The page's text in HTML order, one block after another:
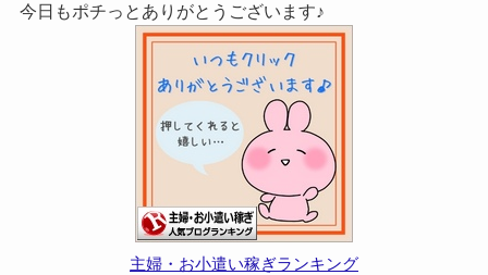
今日もポチっとありがとうございます♪
主婦・お小遣い稼ぎランキング